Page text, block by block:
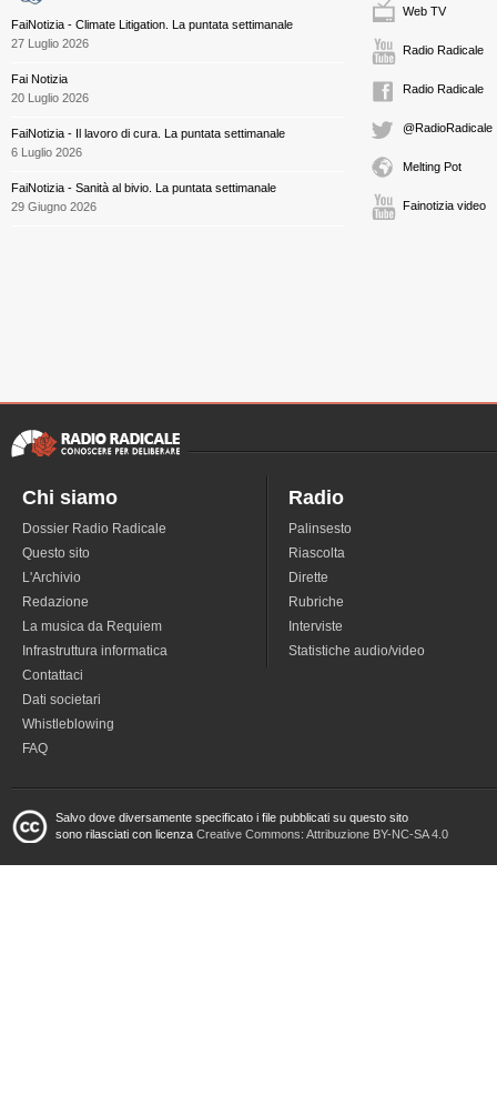
FaiNotizia - Climate Litigation. La puntata settimanale
27 Luglio 2026
Fai Notizia
20 Luglio 2026
FaiNotizia - Il lavoro di cura. La puntata settimanale
6 Luglio 2026
FaiNotizia - Sanità al bivio. La puntata settimanale
29 Giugno 2026
Web TV
Radio Radicale
Radio Radicale
@RadioRadicale
Melting Pot
Fainotizia video
Chi siamo
Dossier Radio Radicale
Questo sito
L'Archivio
Redazione
La musica da Requiem
Infrastruttura informatica
Contattaci
Dati societari
Whistleblowing
FAQ
Radio
Palinsesto
Riascolta
Dirette
Rubriche
Interviste
Statistiche audio/video
Salvo dove diversamente specificato i file pubblicati su questo sito
sono rilasciati con licenza Creative Commons: Attribuzione BY-NC-SA 4.0